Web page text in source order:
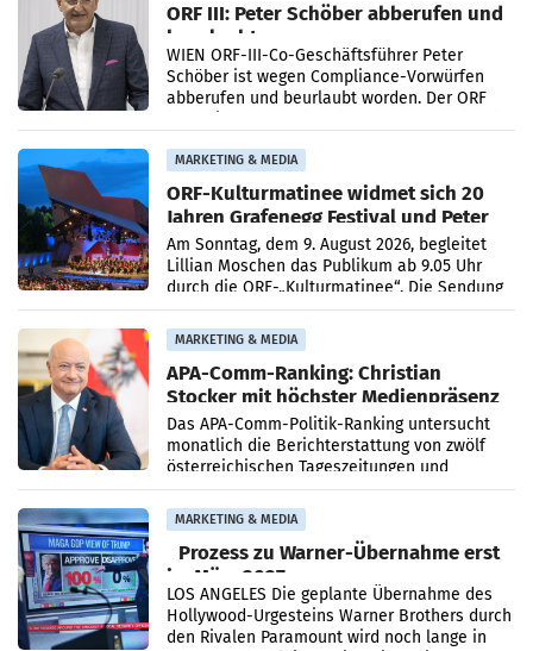
ORF III: Peter Schöber abberufen und
beurlaubt
WIEN ORF-III-Co-Geschäftsführer Peter
Schöber ist wegen Compliance-Vorwürfen
abberufen und beurlaubt worden. Der ORF
MARKETING & MEDIA
ORF-Kulturmatinee widmet sich 20
Jahren Grafenegg Festival und Peter
Simonischek
Am Sonntag, dem 9. August 2026, begleitet
Lillian Moschen das Publikum ab 9.05 Uhr
durch die ORF-„Kulturmatinee“. Die Sendung
startet mit der Dokumentation „20 Jahre
Grafenegg
MARKETING & MEDIA
APA-Comm-Ranking: Christian
Stocker mit höchster Medienpräsenz
im Juli
Das APA-Comm-Politik-Ranking untersucht
monatlich die Berichterstattung von zwölf
österreichischen Tageszeitungen und
analysiert, welche Politikerinnen und
Politiker Österreichs die
MARKETING & MEDIA
Prozess zu Warner-Übernahme erst
im März 2027
LOS ANGELES Die geplante Übernahme des
Hollywood-Urgesteins Warner Brothers durch
den Rivalen Paramount wird noch lange in